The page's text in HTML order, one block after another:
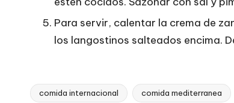
Para servir, calentar la crema de
los langostinos salteados encima.
comida internacional comida mediterranea